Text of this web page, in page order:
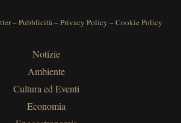
–Pubblicità–Privacy Policy –Cookie Policy
Notizie
Ambiente
Cultura ed Eventi
Economia